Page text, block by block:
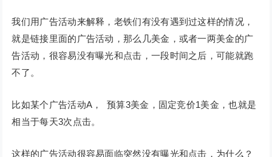
我们用广告活动来解释，老铁们有没有遇到过这样的情况，
就是链接里面的广告活动，那么几美金，或者一两美金的广
告活动，很容易没有曝光和点击，一段时间之后，可能就跑
不了。
比如某个广告活动A， 预算3美金，固定竞价1美金，也就是
相当于每天3次点击。
这样的广告活动很容易面临突然没有曝光和点击，为什么？